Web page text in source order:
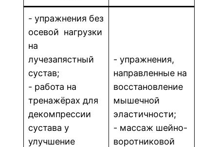
- упражнения без
осевой нагрузки
на
лучезапястный
сустав;
- работа на
тренажёрах для
декомпрессии
сустава у
улучшение
- упражнения,
направленные на
восстановление
мышечной
эластичности;
- массаж шейно-
воротниковой